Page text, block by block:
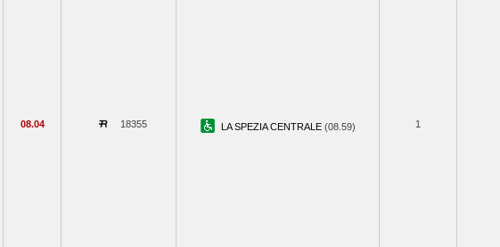
08.04 18355 LA SPEZIA CENTRALE (08.59) 1